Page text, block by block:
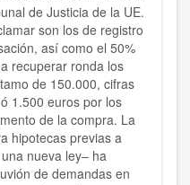
de Justicia de la UE.
son los de registro
así como el 50%
recuperar ronda los
de 150.000, cifras
1.500 euros por los
de la compra. La
hipotecas previas a
nueva ley– ha
de demandas en